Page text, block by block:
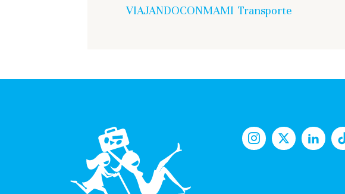
VIAJANDOCONMAMI Transporte